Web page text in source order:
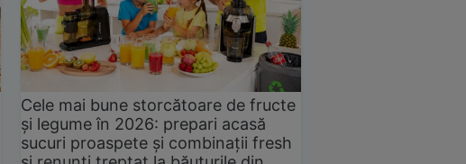
Cele mai bune storcătoare de fructe
și legume în 2026: prepari acasă
sucuri proaspete și combinații fresh